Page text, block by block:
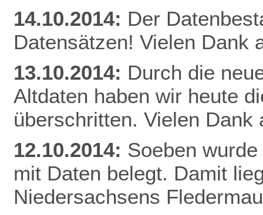
14.10.2014: Der
Datensätzen! Vielen Dank
13.10.2014: Durch die
Altdaten haben wir heute
überschritten. Vielen Dank
12.10.2014: Soeben
mit Daten belegt. Damit
Niedersachsens